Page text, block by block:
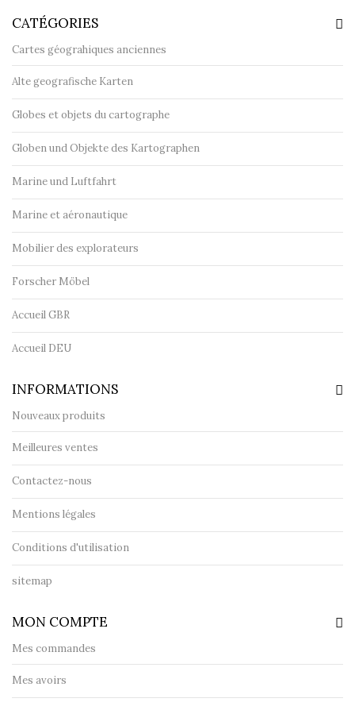
CATÉGORIES
Cartes géograhiques anciennes
Alte geografische Karten
Globes et objets du cartographe
Globen und Objekte des Kartographen
Marine und Luftfahrt
Marine et aéronautique
Mobilier des explorateurs
Forscher Möbel
Accueil GBR
Accueil DEU
INFORMATIONS
Nouveaux produits
Meilleures ventes
Contactez-nous
Mentions légales
Conditions d'utilisation
sitemap
MON COMPTE
Mes commandes
Mes avoirs